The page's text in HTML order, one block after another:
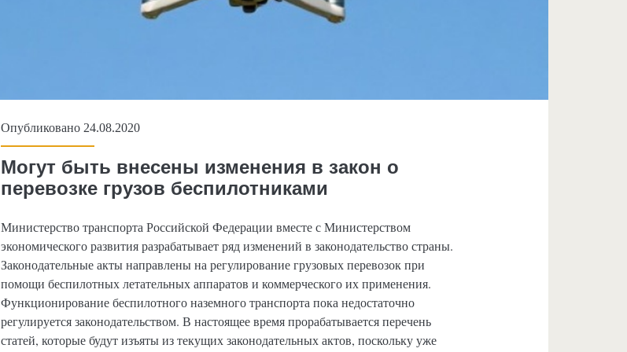
Опубликовано 24.08.2020
Могут быть внесены изменения в закон о
перевозке грузов беспилотниками
Министерство транспорта Российской Федерации вместе с Министерством
экономического развития разрабатывает ряд изменений в законодательство страны.
Законодательные акты направлены на регулирование грузовых перевозок при
помощи беспилотных летательных аппаратов и коммерческого их применения.
Функционирование беспилотного наземного транспорта пока недостаточно
регулируется законодательством. В настоящее время прорабатывается перечень
статей, которые будут изъяты из текущих законодательных актов, поскольку уже